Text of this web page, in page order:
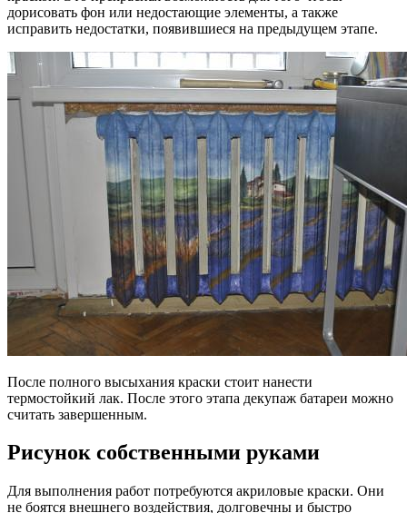
дорисовать фон или недостающие элементы, а также
исправить недостатки, появившиеся на предыдущем этапе.
После полного высыхания краски стоит нанести
термостойкий лак. После этого этапа декупаж батареи можно
считать завершенным.
Рисунок собственными руками
Для выполнения работ потребуются акриловые краски. Они
не боятся внешнего воздействия, долговечны и быстро